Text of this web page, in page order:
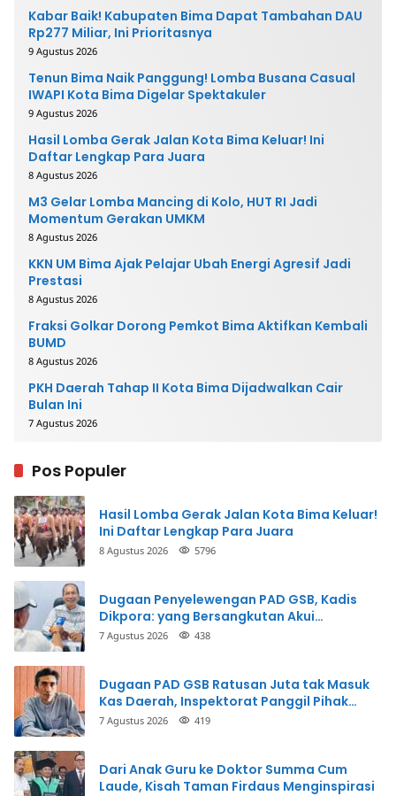
Kabar Baik! Kabupaten Bima Dapat Tambahan DAU
Rp277 Miliar, Ini Prioritasnya
9 Agustus 2026
Tenun Bima Naik Panggung! Lomba Busana Casual
IWAPI Kota Bima Digelar Spektakuler
9 Agustus 2026
Hasil Lomba Gerak Jalan Kota Bima Keluar! Ini
Daftar Lengkap Para Juara
8 Agustus 2026
M3 Gelar Lomba Mancing di Kolo, HUT RI Jadi
Momentum Gerakan UMKM
8 Agustus 2026
KKN UM Bima Ajak Pelajar Ubah Energi Agresif Jadi
Prestasi
8 Agustus 2026
Fraksi Golkar Dorong Pemkot Bima Aktifkan Kembali
BUMD
8 Agustus 2026
PKH Daerah Tahap II Kota Bima Dijadwalkan Cair
Bulan Ini
7 Agustus 2026
Pos Populer
Hasil Lomba Gerak Jalan Kota Bima Keluar!
Ini Daftar Lengkap Para Juara
8 Agustus 2026 5796
Dugaan Penyelewengan PAD GSB, Kadis
Dikpora: yang Bersangkutan Akui
Perbuatannya dan Siap Mengembalikan
7 Agustus 2026 438
Dugaan PAD GSB Ratusan Juta tak Masuk
Kas Daerah, Inspektorat Panggil Pihak
Terkait
7 Agustus 2026 419
Dari Anak Guru ke Doktor Summa Cum
Laude, Kisah Taman Firdaus Menginspirasi